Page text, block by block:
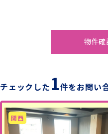
物件確
チェックした 1件をお問い